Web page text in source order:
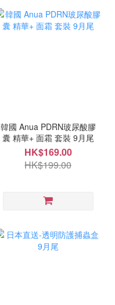
韓國 Anua PDRN玻尿酸膠
囊 精華+ 面霜 套裝 9月尾
HK$169.00
HK$199.00